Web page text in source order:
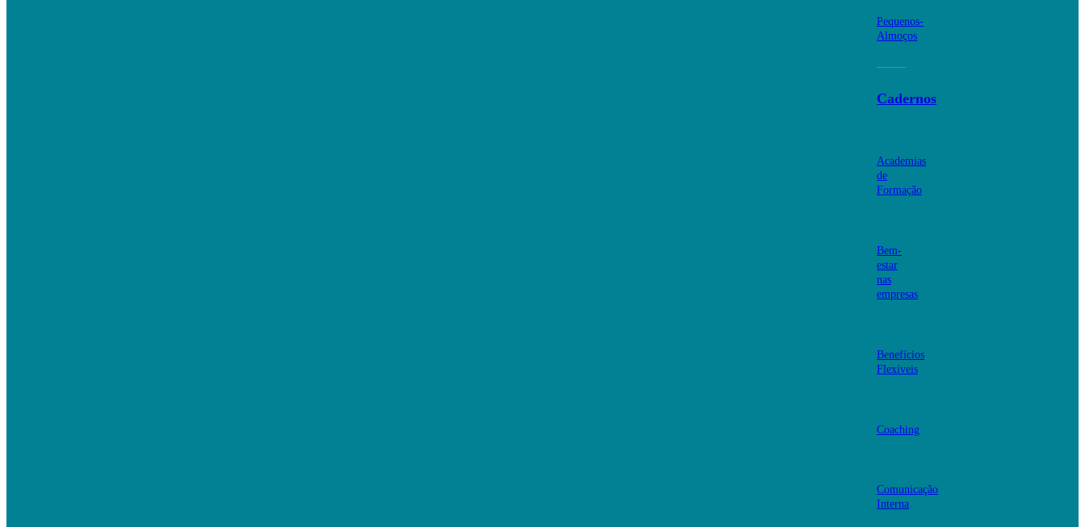
Pequenos-
Almoços
Cadernos
Academias
de
Formação
Bem-
estar
nas
empresas
Benefícios
Flexíveis
Coaching
Comunicação
Interna